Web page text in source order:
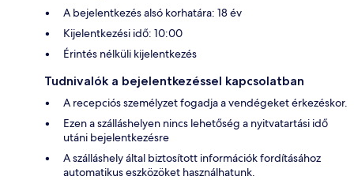
A bejelentkezés alsó korhatára: 18 év
Kijelentkezési idő: 10:00
Érintés nélküli kijelentkezés
Tudnivalók a bejelentkezéssel kapcsolatban
A recepciós személyzet fogadja a vendégeket érkezéskor.
Ezen a szálláshelyen nincs lehetőség a nyitvatartási idő
utáni bejelentkezésre
A szálláshely által biztosított információk fordításához
automatikus eszközöket használhatunk.